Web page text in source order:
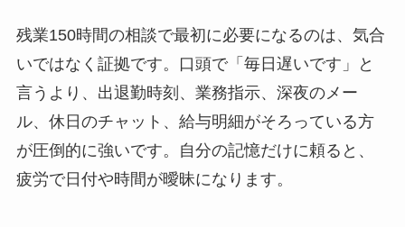
残業150時間の相談で最初に必要になるのは、気合
いではなく証拠です。口頭で「毎日遅いです」と
言うより、出退勤時刻、業務指示、深夜のメー
ル、休日のチャット、給与明細がそろっている方
が圧倒的に強いです。自分の記憶だけに頼ると、
疲労で日付や時間が曖昧になります。